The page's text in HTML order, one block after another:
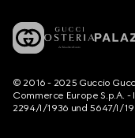
© 2016 - 2025 Guccio
Commerce Europe S.p.A. -
2294/I/1936 und 5647/I/